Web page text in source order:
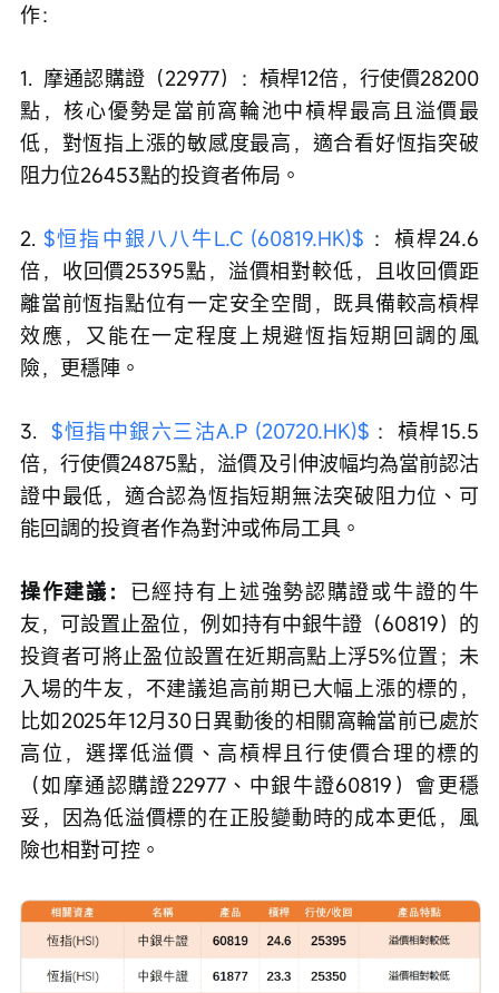
作：
1.  摩通認購證（22977）：槓桿12倍，行使價28200
點，核心優勢是當前窩輪池中槓桿最高且溢價最
低，對恆指上漲的敏感度最高，適合看好恆指突破
阻力位26453點的投資者佈局。
2. $恒指中銀八八牛L.C (60819.HK)$ ：槓桿24.6
倍，收回價25395點，溢價相對較低，且收回價距
離當前恆指點位有一定安全空間，既具備較高槓桿
效應，又能在一定程度上規避恆指短期回調的風
險，更穩陣。
3. $恒指中銀六三沽A.P (20720.HK)$ ：槓桿15.5
倍，行使價24875點，溢價及引伸波幅均為當前認沽
證中最低，適合認為恆指短期無法突破阻力位、可
能回調的投資者作為對沖或佈局工具。
操作建議： 已經持有上述強勢認購證或牛證的牛
友，可設置止盈位，例如持有中銀牛證（60819）的
投資者可將止盈位設置在近期高點上浮5%位置；未
入場的牛友，不建議追高前期已大幅上漲的標的，
比如2025年12月30日異動後的相關窩輪當前已處於
高位，選擇低溢價、高槓桿且行使價合理的標的
（如摩通認購證22977、中銀牛證60819）會更穩
妥，因為低溢價標的在正股變動時的成本更低，風
險也相對可控。